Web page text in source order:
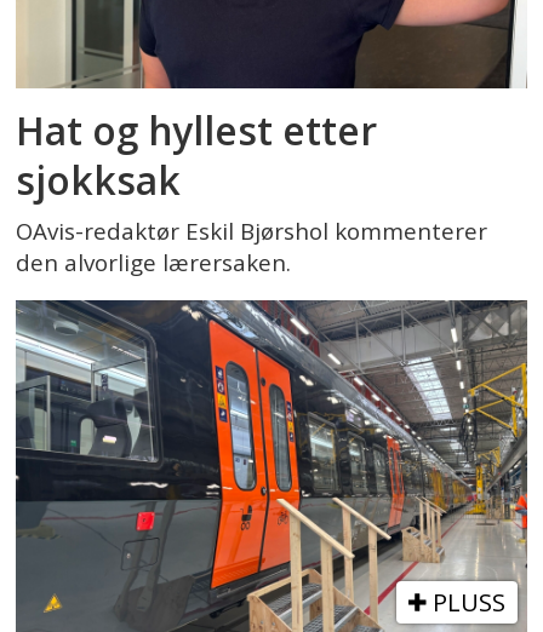
Hat og hyllest etter
sjokksak
OAvis-redaktør Eskil Bjørshol kommenterer
den alvorlige lærersaken.
PLUSS